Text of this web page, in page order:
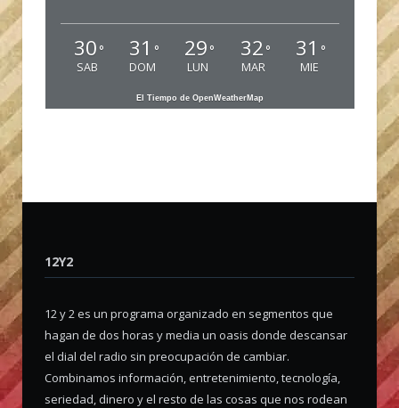
30 °
SAB
31 °
DOM
29 °
LUN
32 °
MAR
31 °
MIE
El Tiempo de OpenWeatherMap
12Y2
12 y 2 es un programa organizado en segmentos que
hagan de dos horas y media un oasis donde descansar
el dial del radio sin preocupación de cambiar.
Combinamos información, entretenimiento, tecnología,
seriedad, dinero y el resto de las cosas que nos rodean